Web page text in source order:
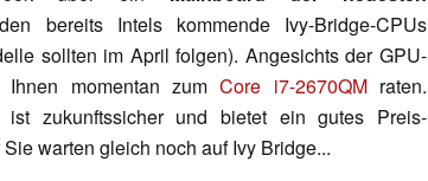
bereits Intels kommende Ivy-Bridge-CPUs
sollten im April folgen). Angesichts der GPU-
Ihnen momentan zumCore i7-2670QMraten.
ist zukunftssicher und bietet ein gutes Preis-
warten gleich noch auf Ivy Bridge...